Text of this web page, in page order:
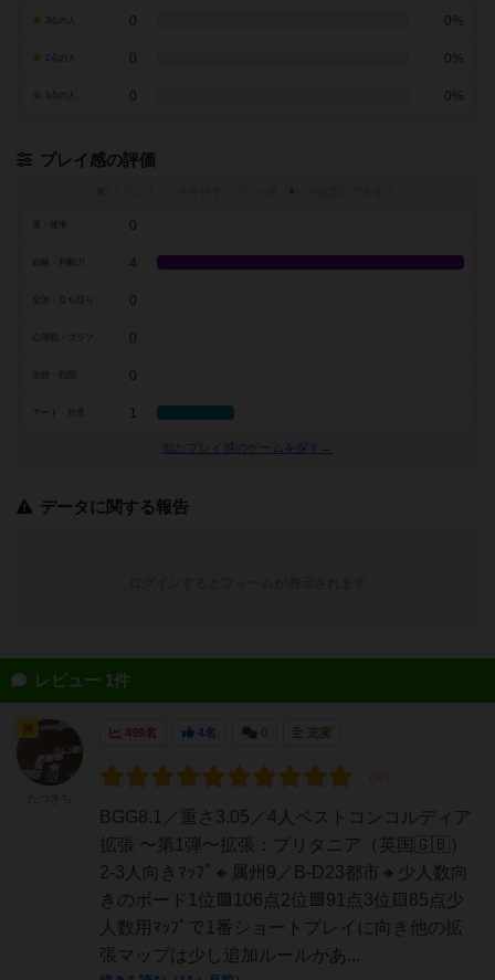
0 0%
0 0%
0 0%
プレイ感の評価
※
0
4
交渉・立ち回り 0
0
0
アート・外見 1
似たプレイ感のゲームを探す→
データに関する報告
レビュー 1件
499名 4名 充実
BGG8.1／重さ3.05／4人ベストコンコルディア
拡張 〜第1弾〜拡張：ブリタニア（英国🇬🇧）
2-3人向きﾏｯﾌﾟ🔸属州9／B-D23都市🔸少人数向
きのボード1位🟥106点2位🟦91点3位🟨85点少
人数用ﾏｯﾌﾟで1番ショートプレイに向き他の拡
張マップは少し追加ルールがあ...
神